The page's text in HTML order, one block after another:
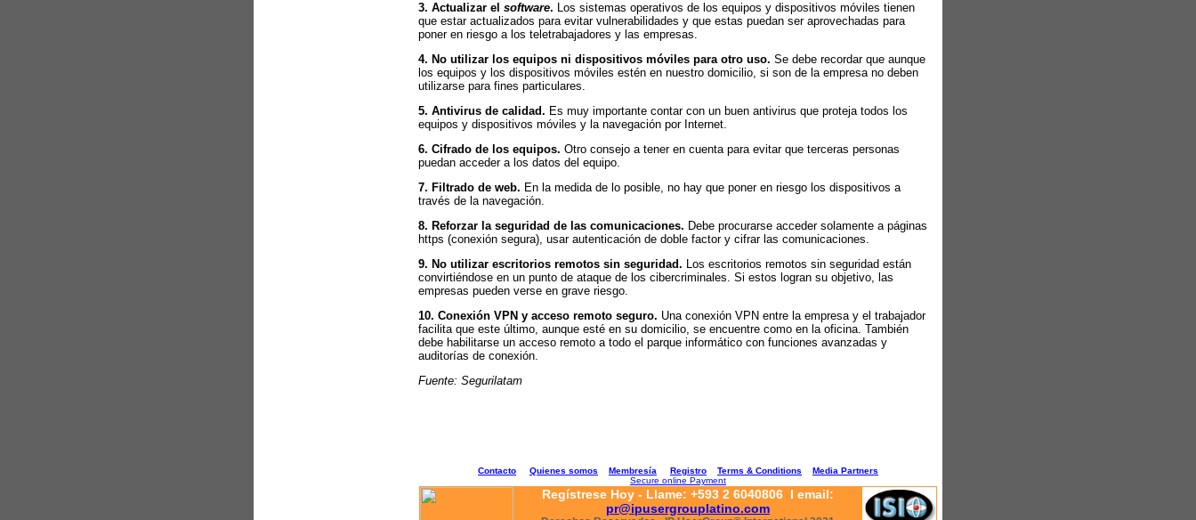
3. Actualizar el software. Los sistemas operativos de los equipos y dispositivos móviles tienen
que estar actualizados para evitar vulnerabilidades y que estas puedan ser aprovechadas para
poner en riesgo a los teletrabajadores y las empresas.
4. No utilizar los equipos ni dispositivos móviles para otro uso. Se debe recordar que aunque
los equipos y los dispositivos móviles estén en nuestro domicilio, si son de la empresa no deben
utilizarse para fines particulares.
5. Antivirus de calidad. Es muy importante contar con un buen antivirus que proteja todos los
equipos y dispositivos móviles y la navegación por Internet.
6. Cifrado de los equipos. Otro consejo a tener en cuenta para evitar que terceras personas
puedan acceder a los datos del equipo.
7. Filtrado de web. En la medida de lo posible, no hay que poner en riesgo los dispositivos a
través de la navegación.
8. Reforzar la seguridad de las comunicaciones. Debe procurarse acceder solamente a páginas
https (conexión segura), usar autenticación de doble factor y cifrar las comunicaciones.
9. No utilizar escritorios remotos sin seguridad. Los escritorios remotos sin seguridad están
convirtiéndose en un punto de ataque de los cibercriminales. Si estos logran su objetivo, las
empresas pueden verse en grave riesgo.
10. Conexión VPN y acceso remoto seguro. Una conexión VPN entre la empresa y el trabajador
facilita que este último, aunque esté en su domicilio, se encuentre como en la oficina. También
debe habilitarse un acceso remoto a todo el parque informático con funciones avanzadas y
auditorías de conexión.
Fuente: Segurilatam
Contacto Quienes somos Membresía Registro Terms & Conditions
Media Partners
Secure online Payment
Regístrese Hoy - Llame: +593 2 6040806 I email:
pr@ipusergrouplatino.com